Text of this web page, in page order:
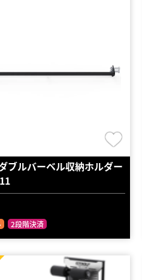
ブルバーベル収納ホルダー
2段階決済